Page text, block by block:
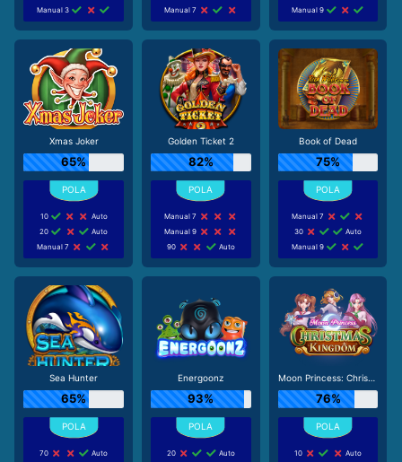
Manual 3
Manual 7
Manual 9
Xmas Joker
65%
10
Auto
20
Auto
Manual 7
Golden Ticket 2
82%
Manual 7
Manual 9
90
Auto
Book of Dead
75%
Manual 7
30
Auto
Manual 9
Sea Hunter
65%
70
Auto
Energoonz
93%
20
Auto
Moon Princess: Christmas Kingdom
76%
10
Auto